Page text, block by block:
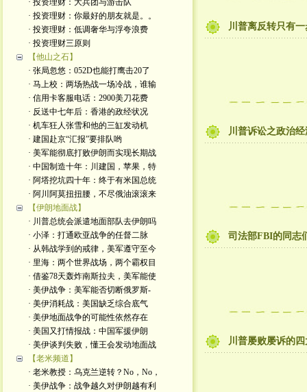
· 投资理财：大兵团与游击队
· 投资理财：你最好的朋友就是。。
· 投资理财：低调奢华与浮夸浪费
· 投资理财三原则
【他山之石】
· 张局忽悠：052D也能打鹰击20了
· 马上校：两场热战一场冷战，谁输
· 信用卡客服电话：2900美刀花费
· 反送中七年后：香港的政经状况
· 机车狂人张雪和他的三缸发动机
· 建国赴京“汇报”要排队哟
· 美军能彻底打败伊朗而实现长期战
· 中国制造十年：川建国，苹果，特
· 阿塔挖坑四十年：终于有米国总统
· 阿川阿莫扭扭腰，不尽俄油滚滚来
【伊朗地面战】
· 川普总统会派遣地面部队去伊朗吗
· 小泽：打通欧亚战争的任督二脉
· 从韩战学到的戒律，美军遵守至今
· 里海：两个世界战场，两个霸权目
· 借鉴78天轰炸南斯拉夫，美军能使
· 美伊战争：美军能否切断俄罗斯-
· 美伊消耗战：美国缺乏综合底气
· 美伊地面战争的可能性依然存在
· 美国又打情报战：中国军援伊朗
· 美伊谈判失败，懂王会发动地面战
【老米频道】
· 老米教授：乌克兰逆转？No，No，
· 美伊战争：战争越久对伊朗越有利
川普离反转只有
川普诉讼之政治
司法部FBI的同志
川普屡败屡诉的